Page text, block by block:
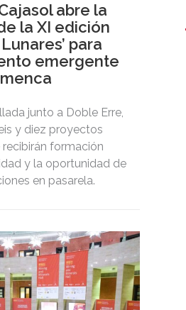
abre la
la XI edición
para
emergente
junto a Doble Erre,
y diez proyectos
formación
y la oportunidad de
en pasarela.